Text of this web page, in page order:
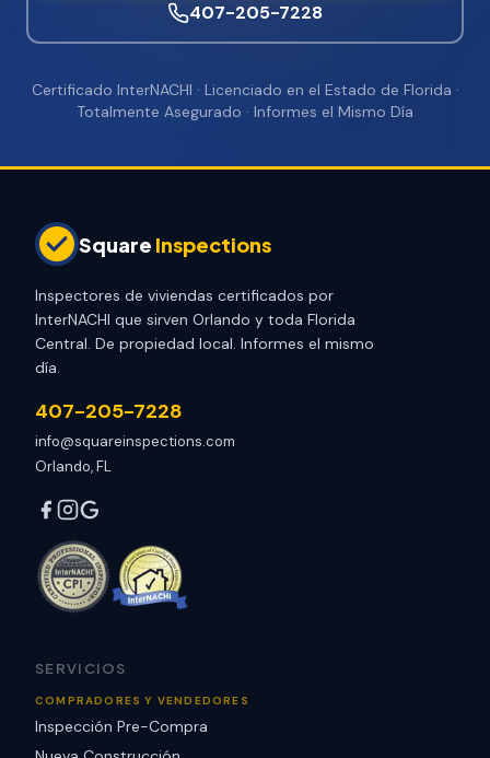
407-205-7228
Certificado InterNACHI · Licenciado en el Estado de Florida ·
Totalmente Asegurado · Informes el Mismo Día
Square Inspections
Inspectores de viviendas certificados por
InterNACHI que sirven Orlando y toda Florida
Central. De propiedad local. Informes el mismo
día.
407-205-7228
info@squareinspections.com
Orlando, FL
SERVICIOS
COMPRADORES Y VENDEDORES
Inspección Pre-Compra